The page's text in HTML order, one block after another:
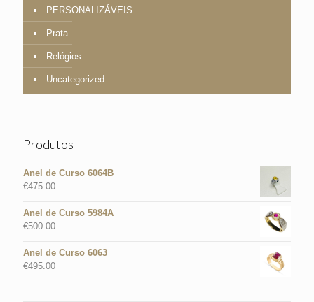
PERSONALIZÁVEIS
Prata
Relógios
Uncategorized
Produtos
Anel de Curso 6064B
€475.00
Anel de Curso 5984A
€500.00
Anel de Curso 6063
€495.00